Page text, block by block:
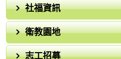
社福資訊
衛教園地
志工招募